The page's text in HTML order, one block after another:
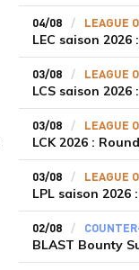
04/08 LEAGUE
LEC saison
03/08 LEAGUE
LCS saison
03/08 LEAGUE
LCK 2026 :
03/08 LEAGUE
LPL saison 2026
02/08
BLAST Bounty